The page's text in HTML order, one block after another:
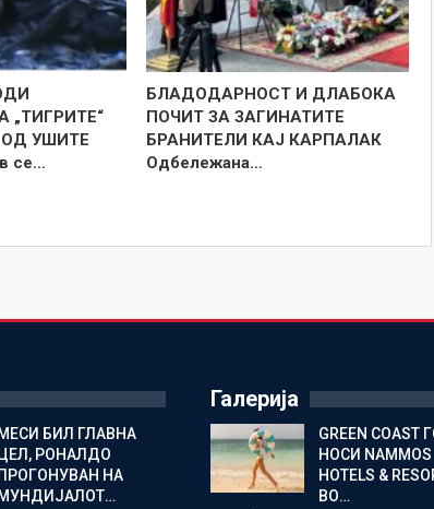
„ТИГРИТЕ“
УШИТЕ
се…
БЛАДОДАРНОСТ И ДЛАБОКА
ПОЧИТ ЗА ЗАГИНАТИТЕ
БРАНИТЕЛИ КАЈ КАРПАЛАК
Одбележана…
БИЛ ГЛАВНА
РОНАЛДО
НА
Галерија
GREEN COAST
НОСИ NAMMOS
HOTELS &
ВО…